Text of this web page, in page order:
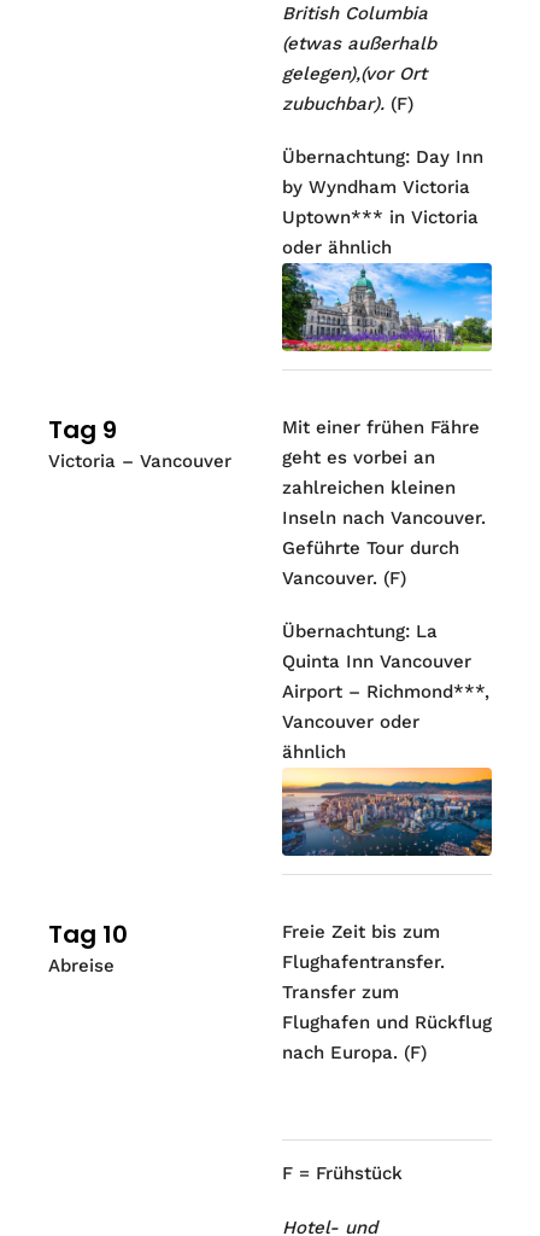
British Columbia
(etwas außerhalb
gelegen),(vor Ort
zubuchbar). (F)
Übernachtung: Day Inn
by Wyndham Victoria
Uptown*** in Victoria
oder ähnlich
Tag 9
Victoria – Vancouver
Mit einer frühen Fähre
geht es vorbei an
zahlreichen kleinen
Inseln nach Vancouver.
Geführte Tour durch
Vancouver. (F)
Übernachtung: La
Quinta Inn Vancouver
Airport – Richmond***,
Vancouver oder
ähnlich
Tag 10
Abreise
Freie Zeit bis zum
Flughafentransfer.
Transfer zum
Flughafen und Rückflug
nach Europa. (F)
F = Frühstück
Hotel- und